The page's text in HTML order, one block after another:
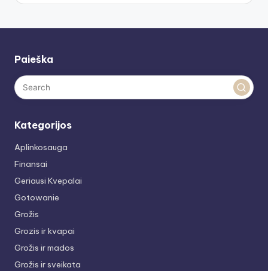
Paieška
Kategorijos
Aplinkosauga
Finansai
Geriausi Kvepalai
Gotowanie
Grožis
Grozis ir kvapai
Grožis ir mados
Grožis ir sveikata